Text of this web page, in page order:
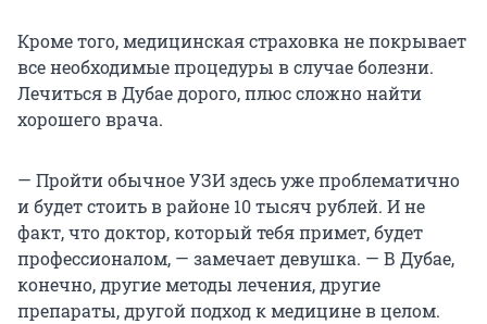
Кроме того, медицинская страховка не покрывает
все необходимые процедуры в случае болезни.
Лечиться в Дубае дорого, плюс сложно найти
хорошего врача.
— Пройти обычное УЗИ здесь уже проблематично
и будет стоить в районе 10 тысяч рублей. И не
факт, что доктор, который тебя примет, будет
профессионалом, — замечает девушка. — В Дубае,
конечно, другие методы лечения, другие
препараты, другой подход к медицине в целом.